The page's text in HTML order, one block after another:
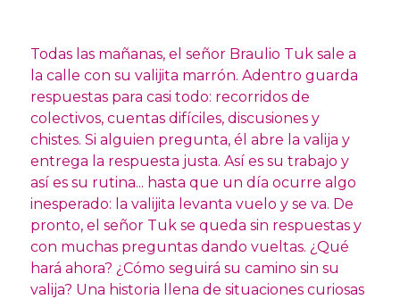
Todas las mañanas, el señor Braulio Tuk sale a
la calle con su valijita marrón. Adentro guarda
respuestas para casi todo: recorridos de
colectivos, cuentas difíciles, discusiones y
chistes. Si alguien pregunta, él abre la valija y
entrega la respuesta justa. Así es su trabajo y
así es su rutina... hasta que un día ocurre algo
inesperado: la valijita levanta vuelo y se va. De
pronto, el señor Tuk se queda sin respuestas y
con muchas preguntas dando vueltas. ¿Qué
hará ahora? ¿Cómo seguirá su camino sin su
valija? Una historia llena de situaciones curiosas